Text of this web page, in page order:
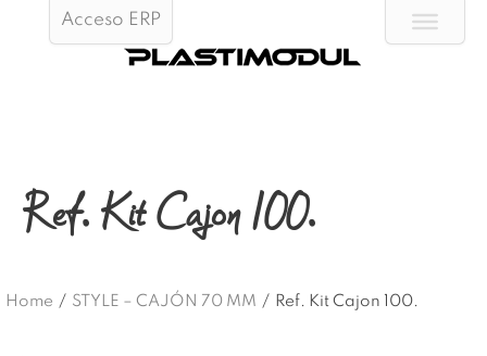
Acceso ERP
Ref. Kit Cajon 100.
Home / STYLE – CAJÓN 70 MM / Ref. Kit Cajon 100.